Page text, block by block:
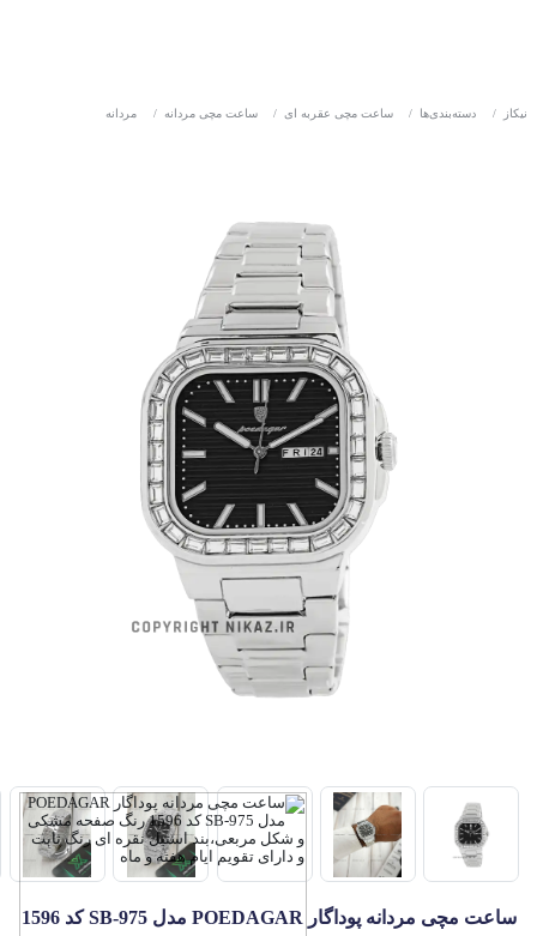
نیکاز / دسته‌بندی‌ها / ساعت مچی عقربه ای / ساعت مچی مردانه / مردانه
ساعت مچی مردانه پوداگار POEDAGAR مدل 975-SB کد 1596